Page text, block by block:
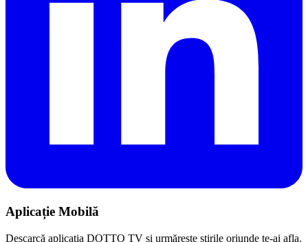
Aplicație Mobilă
Descarcă aplicația DOTTO TV și urmărește știrile oriunde te-ai afla.